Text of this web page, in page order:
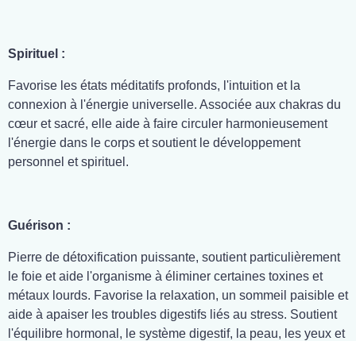
Spirituel :
Favorise les états méditatifs profonds, l'intuition et la
connexion à l'énergie universelle. Associée aux chakras du
cœur et sacré, elle aide à faire circuler harmonieusement
l'énergie dans le corps et soutient le développement
personnel et spirituel.
Guérison :
Pierre de détoxification puissante, soutient particulièrement
le foie et aide l'organisme à éliminer certaines toxines et
métaux lourds. Favorise la relaxation, un sommeil paisible et
aide à apaiser les troubles digestifs liés au stress. Soutient
l'équilibre hormonal, le système digestif, la peau, les yeux et